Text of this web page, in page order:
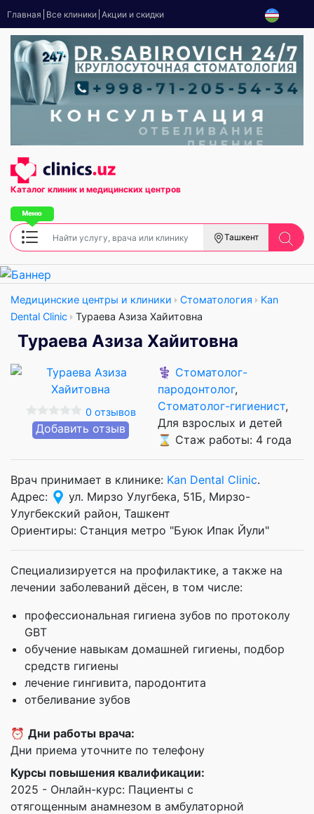
Главная Все клиники Акции и скидки
Каталог клиник и медицинских центров
Ташкент
Медицинские центры и клиники Стоматология
Kan
Dental Clinic
Тураева Азиза Хайитовна
Тураева Азиза Хайитовна
0 отзывов
Добавить отзыв
⚕️ Стоматолог-
пародонтолог,
Стоматолог-гигиенист,
Для взрослых и детей
⌛ Стаж работы: 4 года
Врач принимает в клинике: Kan Dental Clinic.
Адрес:
ул. Мирзо Улугбека, 51Б, Мирзо-
Улугбекский район, Ташкент
Ориентиры: Станция метро "Буюк Ипак Йули"
Специализируется на профилактике, а также на
лечении заболеваний дёсен, в том числе:
профессиональная гигиена зубов по протоколу
GBT
обучение навыкам домашней гигиены, подбор
средств гигиены
лечение гингивита, пародонтита
отбеливание зубов
⏰ Дни работы врача:
Дни приема уточните по телефону
Курсы повышения квалификации:
2025 - Онлайн-курс: Пациенты с
отягощенным анамнезом в амбулаторной